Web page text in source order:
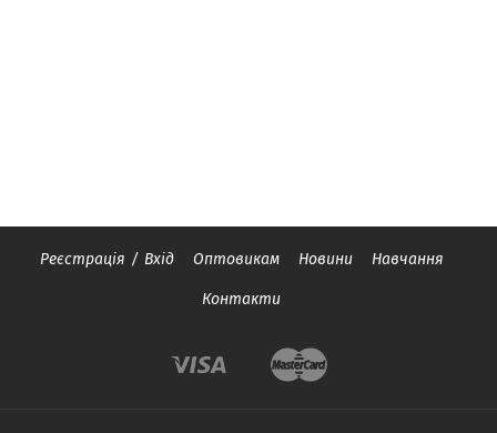
Реєстрація / Вхід Оптовикам Новини Навчання
Контакти